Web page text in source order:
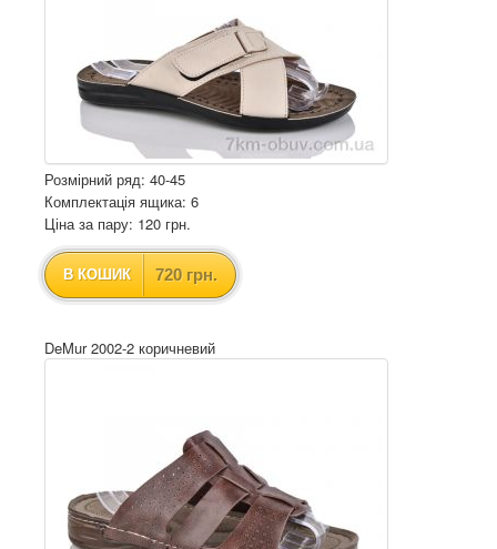
Розмірний ряд: 40-45
Комплектація ящика: 6
Ціна за пару: 120 грн.
В КОШИК 720 грн.
DeMur 2002-2 коричневий